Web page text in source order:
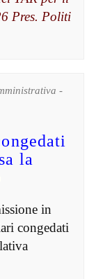
Pres. Politi
-
la
in
congedati